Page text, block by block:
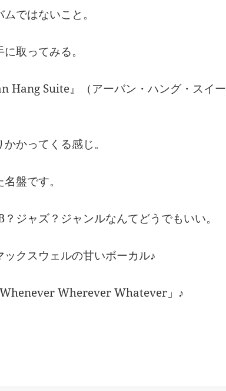
ではないこと。
取ってみる。
Hang Suite』（アーバン・ハング・スイー
かってくる感じ。
盤です。
ジャズ？ジャンルなんてどうでもいい。
クスウェルの甘いボーカル♪
Wherever Whatever」♪